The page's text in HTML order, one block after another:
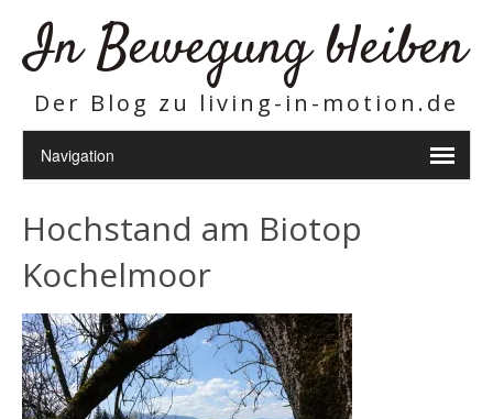
In Bewegung bleiben
Der Blog zu living-in-motion.de
Hochstand am Biotop
Kochelmoor